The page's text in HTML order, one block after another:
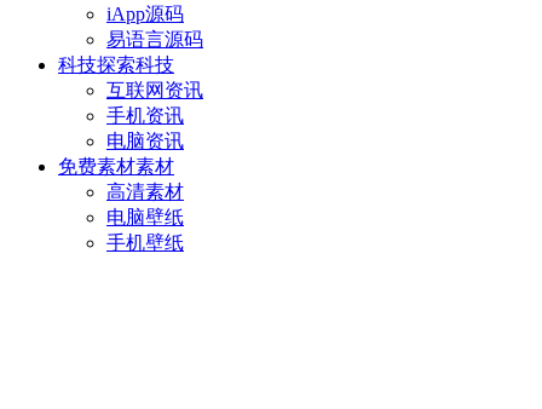
iApp源码
易语言源码
科技探索科技
互联网资讯
手机资讯
电脑资讯
免费素材素材
高清素材
电脑壁纸
手机壁纸